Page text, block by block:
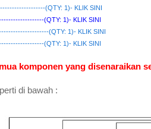
(QTY: 1)- KLIK SINI
(QTY: 1)- KLIK SINI
(QTY: 1)- KLIK SINI
(QTY: 1)- KLIK SINI
komponen yang disenaraikan
di bawah :